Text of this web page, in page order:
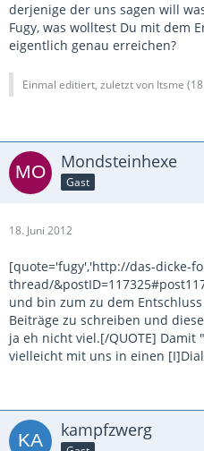
derjenige der uns sagen will
Fugy, was wolltest Du mit dem
eigentlich genau erreichen?
Einmal editiert, zuletzt von Itsme (
Mondsteinhexe
Gast
18. Juni 2012
[quote='fugy','http://das-dicke-
thread/
und bin zum zu dem
Beiträge zu schreiben und
ja eh nicht viel.[/QUOTE]
vielleicht mit uns in einen
kampfzwerg